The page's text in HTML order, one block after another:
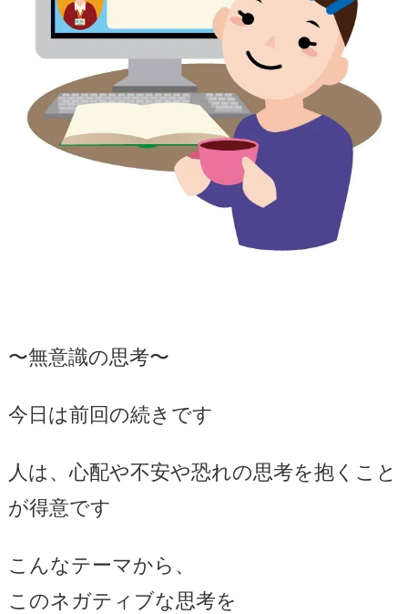
〜無意識の思考〜
今日は前回の続きです
人は、心配や不安や恐れの思考を抱くこと
が得意です
こんなテーマから、
このネガティブな思考を